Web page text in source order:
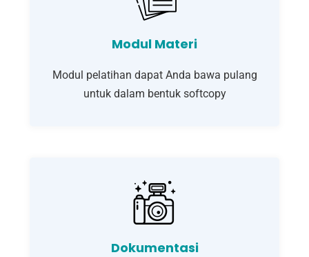
Modul Materi
Modul pelatihan dapat Anda bawa pulang
untuk dalam bentuk softcopy
Dokumentasi